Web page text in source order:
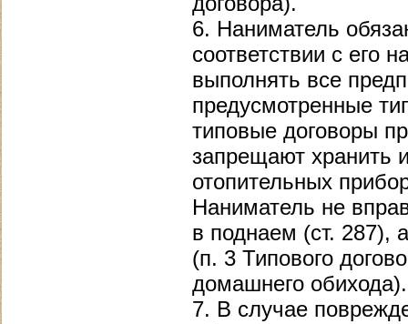
6. Наниматель
соответствии с его
выполнять все
предусмотренные
типовые договоры
запрещают хранить
отопительных
Наниматель не
в поднаем (ст. 287),
(п. 3 Типового
домашнего обихода).
7. В случае